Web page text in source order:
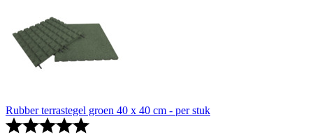
Rubber terrastegel groen 40 x 40 cm - per stuk